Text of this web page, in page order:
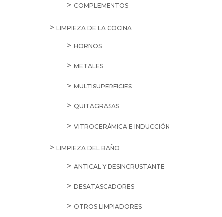
COMPLEMENTOS
LIMPIEZA DE LA COCINA
HORNOS
METALES
MULTISUPERFICIES
QUITAGRASAS
VITROCERÁMICA E INDUCCIÓN
LIMPIEZA DEL BAÑO
ANTICAL Y DESINCRUSTANTE
DESATASCADORES
OTROS LIMPIADORES